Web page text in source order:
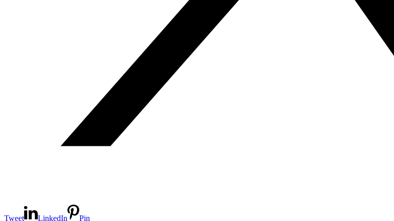
Tweet LinkedIn Pin